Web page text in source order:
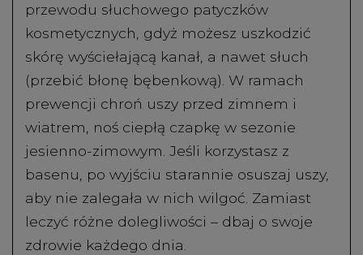
przewodu słuchowego patyczków
kosmetycznych, gdyż możesz uszkodzić
skórę wyściełającą kanał, a nawet słuch
(przebić błonę bębenkową). W ramach
prewencji chroń uszy przed zimnem i
wiatrem, noś ciepłą czapkę w sezonie
jesienno-zimowym. Jeśli korzystasz z
basenu, po wyjściu starannie osuszaj uszy,
aby nie zalegała w nich wilgoć. Zamiast
leczyć różne dolegliwości – dbaj o swoje
zdrowie każdego dnia.